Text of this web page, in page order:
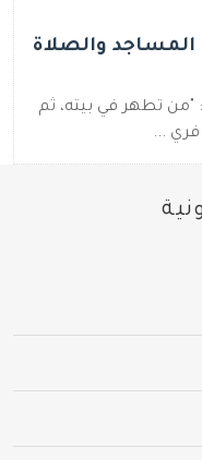
والصلاة
"‏من تطهر في بيته، ثم
...